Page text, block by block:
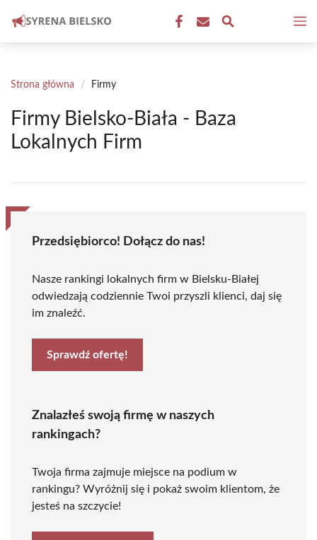
treści
Strona główna / Firmy
Firmy Bielsko-Biała - Baza
Lokalnych Firm
Przedsiębiorco! Dołącz do nas!
Nasze rankingi lokalnych firm w Bielsku-Białej
odwiedzają codziennie Twoi przyszli klienci, daj się
im znaleźć.
Sprawdź ofertę!
Znalazłeś swoją firmę w naszych
rankingach?
Twoja firma zajmuje miejsce na podium w
rankingu? Wyróżnij się i pokaż swoim klientom, że
jesteś na szczycie!